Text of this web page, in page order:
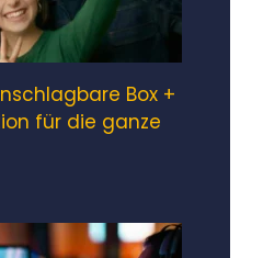
Box +
für die ganze